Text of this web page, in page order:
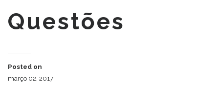
Questões
Posted on
março 02, 2017